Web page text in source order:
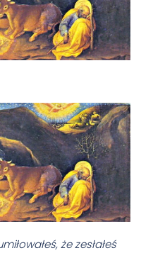
że zesłałeś